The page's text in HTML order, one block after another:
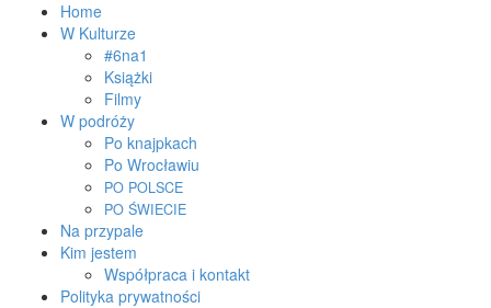
Home
W Kulturze
#6na1
Książki
Filmy
W podróży
Po knajpkach
Po Wrocławiu
PO POLSCE
PO ŚWIECIE
Na przypale
Kim jestem
Współpraca i kontakt
Polityka prywatności